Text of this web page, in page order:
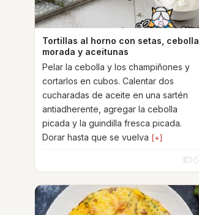
Tortillas al horno con setas, cebolla
morada y aceitunas
Pelar la cebolla y los champiñones y
cortarlos en cubos. Calentar dos
cucharadas de aceite en una sartén
antiadherente, agregar la cebolla
picada y la guindilla fresca picada.
Dorar hasta que se vuelva [+]